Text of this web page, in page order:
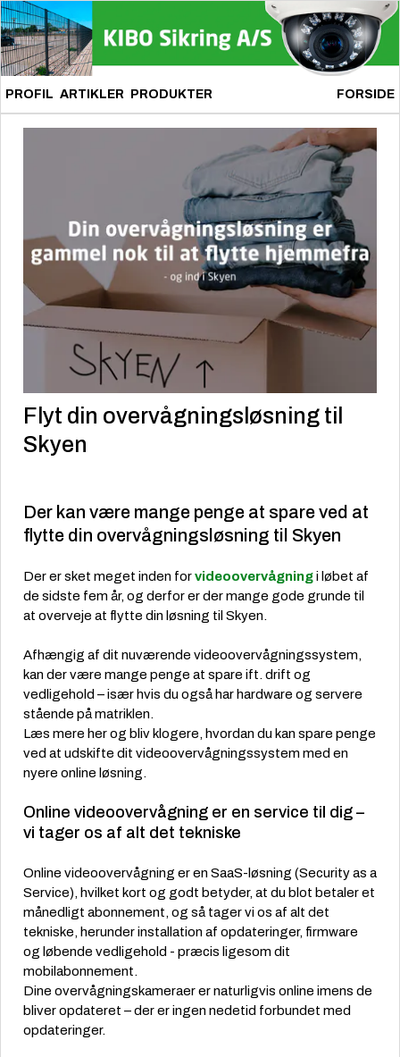
PROFIL ARTIKLER PRODUKTER FORSIDE
Flyt din overvågningsløsning til
Skyen
Der kan være mange penge at spare ved at
flytte din overvågningsløsning til Skyen
Der er sket meget inden forvideoovervågningi løbet af
de sidste fem år, og derfor er der mange gode grunde til
at overveje at flytte din løsning til Skyen.
Afhængig af dit nuværende videoovervågningssystem,
kan der være mange penge at spare ift. drift og
vedligehold – især hvis du også har hardware og servere
stående på matriklen.
Læs mere her og bliv klogere, hvordan du kan spare penge
ved at udskifte dit videoovervågningssystem med en
nyere online løsning.
Online videoovervågning er en service til dig –
vi tager os af alt det tekniske
Online videoovervågning er en SaaS-løsning (Security as a
Service), hvilket kort og godt betyder, at du blot betaler et
månedligt abonnement, og så tager vi os af alt det
tekniske, herunder installation af opdateringer, firmware
og løbende vedligehold - præcis ligesom dit
mobilabonnement.
Dine overvågningskameraer er naturligvis online imens de
bliver opdateret – der er ingen nedetid forbundet med
opdateringer.